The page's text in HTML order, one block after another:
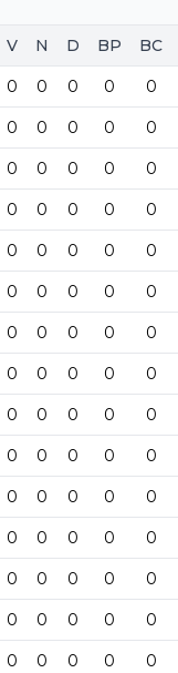
V N D BP BC
0 0 0 0 0
0 0 0 0 0
0 0 0 0 0
0 0 0 0 0
0 0 0 0 0
0 0 0 0 0
0 0 0 0 0
0 0 0 0 0
0 0 0 0 0
0 0 0 0 0
0 0 0 0 0
0 0 0 0 0
0 0 0 0 0
0 0 0 0 0
0 0 0 0 0